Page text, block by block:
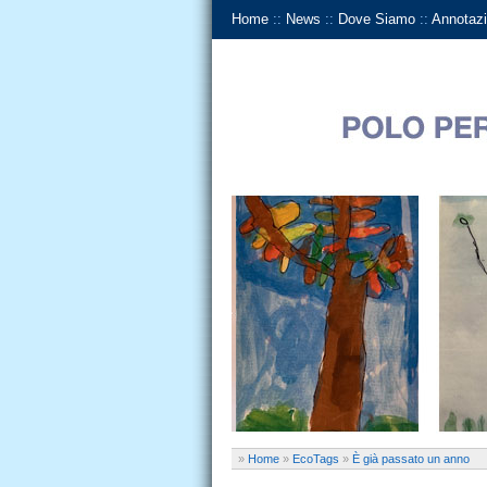
Home :: News :: Dove Siamo ::
» Home » EcoTags » È già passato un anno